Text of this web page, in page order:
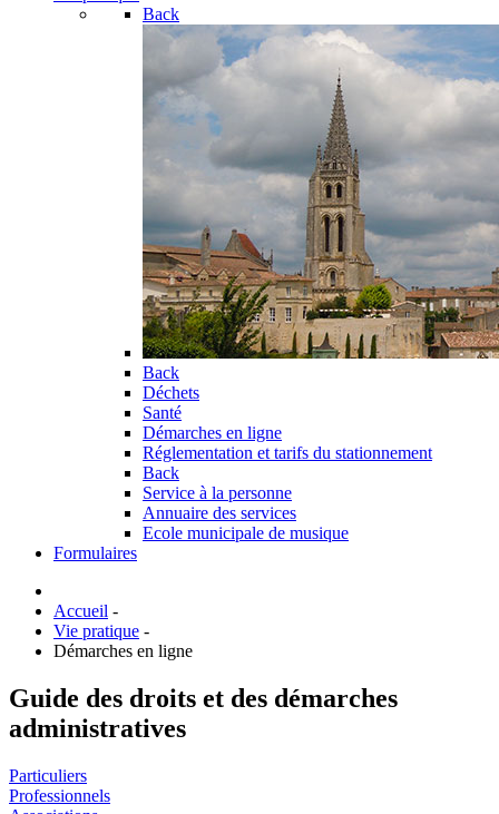
Back
Back
Déchets
Santé
Démarches en ligne
Réglementation et tarifs du stationnement
Back
Service à la personne
Annuaire des services
Ecole municipale de musique
Formulaires
Accueil -
Vie pratique -
Démarches en ligne
Guide des droits et des démarches
administratives
Particuliers
Professionnels